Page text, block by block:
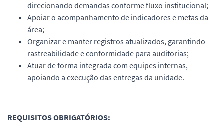
direcionando demandas conforme fluxo institucional;
Apoiar o acompanhamento de indicadores e metas da
área;
Organizar e manter registros atualizados, garantindo
rastreabilidade e conformidade para auditorias;
Atuar de forma integrada com equipes internas,
apoiando a execução das entregas da unidade.
REQUISITOS OBRIGATÓRIOS: